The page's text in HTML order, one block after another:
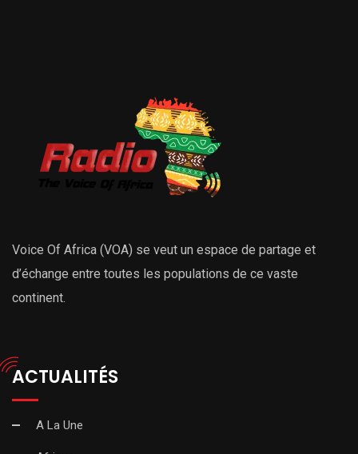
Voice Of Africa (VOA) se veut un espace de partage et
d’échange entre toutes les populations de ce vaste
continent.
ACTUALITÉS
A La Une